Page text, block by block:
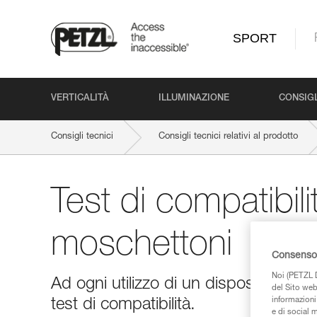
SPORT
VERTICALITÀ ILLUMINAZIONE
Consigli tecnici Consigli tecnici relativi al prodotto
Test di
moschettoni
Ad ogni utilizzo di un dispositivo
test di compatibilità.
Noi
del Sito
e di social